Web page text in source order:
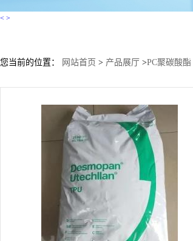
< >
您当前的位置： 网站首页 > 产品展厅 >PC聚碳酸酯